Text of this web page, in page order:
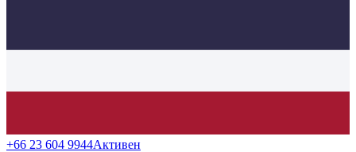
+66 23 604 9944Активен